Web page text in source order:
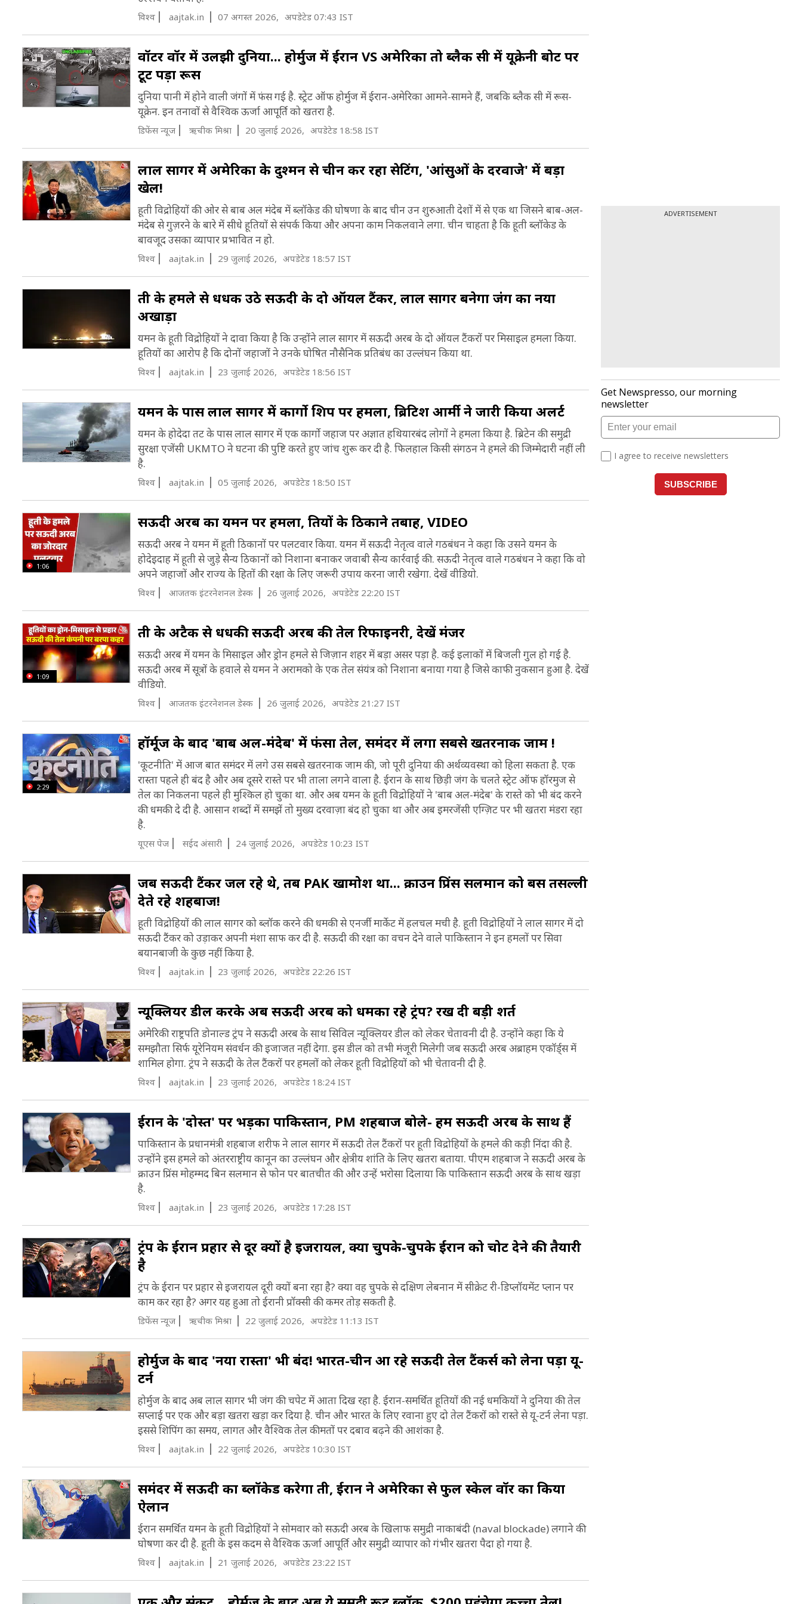
हूतियों के अनुसार उनका साद और अल जॉफ नामक दो गवर्नरेट्स पर
कब्जा कर चुके हैं और तीसरे गवर्नरेट हज्जाह पर कब्जे के करीब हैं. इस
एक लोकतांत्रिक गैर-सांप्रदायिक गणराज्य का समर्थन करने का भी दावा
करते हैं. हूतियों ने भ्रष्टाचार से लड़ने को अपने राजनीतिक कार्यक्रम का
केंद्र बिंदु बना लिया है (Ideology of Houthi).
विश्व aajtak.in 07 अगस्त 2026, अपडेटेड 07:43 IST
वॉटर वॉर में उलझी दुनिया... होर्मुज में ईरान VS अमेरिका तो ब्लैक सी में यूक्रेनी बोट पर
टूट पड़ा रूस
दुनिया पानी में होने वाली जंगों में फंस गई है. स्ट्रेट ऑफ होर्मुज में ईरान-अमेरिका आमने-सामने हैं, जबकि ब्लैक सी में रूस-
यूक्रेन. इन तनावों से वैश्विक ऊर्जा आपूर्ति को खतरा है.
डिफेंस न्यूज ऋचीक मिश्रा 20 जुलाई 2026, अपडेटेड 18:58 IST
लाल सागर में अमेरिका के दुश्मन से चीन कर रहा सेटिंग, 'आंसुओं के दरवाजे' में बड़ा
खेल!
हूती विद्रोहियों की ओर से बाब अल मंदेब में ब्लॉकेड की घोषणा के बाद चीन उन शुरुआती देशों में से एक था जिसने बाब-अल-
मंदेब से गुज़रने के बारे में सीधे हूतियों से संपर्क किया और अपना काम निकलवाने लगा. चीन चाहता है कि हूती ब्लॉकेड के
बावजूद उसका व्यापार प्रभावित न हो.
विश्व aajtak.in 29 जुलाई 2026, अपडेटेड 18:57 IST
हूती के हमले से धधक उठे सऊदी के दो ऑयल टैंकर, लाल सागर बनेगा जंग का नया
अखाड़ा
यमन के हूती विद्रोहियों ने दावा किया है कि उन्होंने लाल सागर में सऊदी अरब के दो ऑयल टैंकरों पर मिसाइल हमला किया.
हूतियों का आरोप है कि दोनों जहाजों ने उनके घोषित नौसैनिक प्रतिबंध का उल्लंघन किया था.
विश्व aajtak.in 23 जुलाई 2026, अपडेटेड 18:56 IST
यमन के पास लाल सागर में कार्गो शिप पर हमला, ब्रिटिश आर्मी ने जारी किया अलर्ट
यमन के होदेदा तट के पास लाल सागर में एक कार्गो जहाज पर अज्ञात हथियारबंद लोगों ने हमला किया है. ब्रिटेन की समुद्री
सुरक्षा एजेंसी UKMTO ने घटना की पुष्टि करते हुए जांच शुरू कर दी है. फिलहाल किसी संगठन ने हमले की जिम्मेदारी नहीं ली
है.
विश्व aajtak.in 05 जुलाई 2026, अपडेटेड 18:50 IST
1:06
सऊदी अरब का यमन पर हमला, हूतियों के ठिकाने तबाह, VIDEO
सऊदी अरब ने यमन में हूती ठिकानों पर पलटवार किया. यमन में सऊदी नेतृत्व वाले गठबंधन ने कहा कि उसने यमन के
होदेइदाह में हूती से जुड़े सैन्य ठिकानों को निशाना बनाकर जवाबी सैन्य कार्रवाई की. सऊदी नेतृत्व वाले गठबंधन ने कहा कि वो
अपने जहाजों और राज्य के हितों की रक्षा के लिए जरूरी उपाय करना जारी रखेगा. देखें वीडियो.
विश्व आजतक इंटरनेशनल डेस्क 26 जुलाई 2026, अपडेटेड 22:20 IST
1:09
हूती के अटैक से धधकी सऊदी अरब की तेल रिफाइनरी, देखें मंजर
सऊदी अरब में यमन के मिसाइल और ड्रोन हमले से जिज़ान शहर में बड़ा असर पड़ा है. कई इलाकों में बिजली गुल हो गई है.
सऊदी अरब में सूत्रों के हवाले से यमन ने अरामको के एक तेल संयंत्र को निशाना बनाया गया है जिसे काफी नुकसान हुआ है. देखें
वीडियो.
विश्व आजतक इंटरनेशनल डेस्क 26 जुलाई 2026, अपडेटेड 21:27 IST
2:29
हॉर्मूज के बाद 'बाब अल-मंदेब' में फंसा तेल, समंदर में लगा सबसे खतरनाक जाम !
'कूटनीति' में आज बात समंदर में लगे उस सबसे खतरनाक जाम की, जो पूरी दुनिया की अर्थव्यवस्था को हिला सकता है. एक
रास्ता पहले ही बंद है और अब दूसरे रास्ते पर भी ताला लगने वाला है. ईरान के साथ छिड़ी जंग के चलते स्ट्रेट ऑफ हॉरमुज से
तेल का निकलना पहले ही मुश्किल हो चुका था. और अब यमन के हूती विद्रोहियों ने 'बाब अल-मंदेब' के रास्ते को भी बंद करने
की धमकी दे दी है. आसान शब्दों में समझें तो मुख्य दरवाज़ा बंद हो चुका था और अब इमरजेंसी एग्ज़िट पर भी खतरा मंडरा रहा
है.
यूएस पेज सईद अंसारी 24 जुलाई 2026, अपडेटेड 10:23 IST
जब सऊदी टैंकर जल रहे थे, तब PAK खामोश था... क्राउन प्रिंस सलमान को बस तसल्ली
देते रहे शहबाज!
हूती विद्रोहियों की लाल सागर को ब्लॉक करने की धमकी से एनर्जी मार्केट में हलचल मची है. हूती विद्रोहियों ने लाल सागर में दो
सऊदी टैंकर को उड़ाकर अपनी मंशा साफ कर दी है. सऊदी की रक्षा का वचन देने वाले पाकिस्तान ने इन हमलों पर सिवा
बयानबाजी के कुछ नहीं किया है.
विश्व aajtak.in 23 जुलाई 2026, अपडेटेड 22:26 IST
न्यूक्लियर डील करके अब सऊदी अरब को धमका रहे ट्रंप? रख दी बड़ी शर्त
अमेरिकी राष्ट्रपति डोनाल्ड ट्रंप ने सऊदी अरब के साथ सिविल न्यूक्लियर डील को लेकर चेतावनी दी है. उन्होंने कहा कि ये
समझौता सिर्फ यूरेनियम संवर्धन की इजाजत नहीं देगा. इस डील को तभी मंजूरी मिलेगी जब सऊदी अरब अब्राहम एकॉर्ड्स में
शामिल होगा. ट्रंप ने सऊदी के तेल टैंकरों पर हमलों को लेकर हूती विद्रोहियों को भी चेतावनी दी है.
विश्व aajtak.in 23 जुलाई 2026, अपडेटेड 18:24 IST
ईरान के 'दोस्त' पर भड़का पाकिस्तान, PM शहबाज बोले- हम सऊदी अरब के साथ हैं
पाकिस्तान के प्रधानमंत्री शहबाज शरीफ ने लाल सागर में सऊदी तेल टैंकरों पर हूती विद्रोहियों के हमले की कड़ी निंदा की है.
उन्होंने इस हमले को अंतरराष्ट्रीय कानून का उल्लंघन और क्षेत्रीय शांति के लिए खतरा बताया. पीएम शहबाज ने सऊदी अरब के
क्राउन प्रिंस मोहम्मद बिन सलमान से फोन पर बातचीत की और उन्हें भरोसा दिलाया कि पाकिस्तान सऊदी अरब के साथ खड़ा
है.
विश्व aajtak.in 23 जुलाई 2026, अपडेटेड 17:28 IST
ट्रंप के ईरान प्रहार से दूर क्यों है इजरायल, क्या चुपके-चुपके ईरान को चोट देने की तैयारी
है
ट्रंप के ईरान पर प्रहार से इजरायल दूरी क्यों बना रहा है? क्या वह चुपके से दक्षिण लेबनान में सीक्रेट री-डिप्लॉयमेंट प्लान पर
काम कर रहा है? अगर यह हुआ तो ईरानी प्रॉक्सी की कमर तोड़ सकती है.
डिफेंस न्यूज ऋचीक मिश्रा 22 जुलाई 2026, अपडेटेड 11:13 IST
होर्मुज के बाद 'नया रास्ता' भी बंद! भारत-चीन आ रहे सऊदी तेल टैंकर्स को लेना पड़ा यू-
टर्न
होर्मुज के बाद अब लाल सागर भी जंग की चपेट में आता दिख रहा है. ईरान-समर्थित हूतियों की नई धमकियों ने दुनिया की तेल
सप्लाई पर एक और बड़ा खतरा खड़ा कर दिया है. चीन और भारत के लिए रवाना हुए दो तेल टैंकरों को रास्ते से यू-टर्न लेना पड़ा.
इससे शिपिंग का समय, लागत और वैश्विक तेल कीमतों पर दबाव बढ़ने की आशंका है.
विश्व aajtak.in 22 जुलाई 2026, अपडेटेड 10:30 IST
समंदर में सऊदी का ब्लॉकेड करेगा हूती, ईरान ने अमेरिका से फुल स्केल वॉर का किया
ऐलान
ईरान समर्थित यमन के हूती विद्रोहियों ने सोमवार को सऊदी अरब के खिलाफ समुद्री नाकाबंदी (naval blockade) लगाने की
घोषणा कर दी है. हूती के इस कदम से वैश्विक ऊर्जा आपूर्ति और समुद्री व्यापार को गंभीर खतरा पैदा हो गया है.
विश्व aajtak.in 21 जुलाई 2026, अपडेटेड 23:22 IST
ADVERTISEMENT